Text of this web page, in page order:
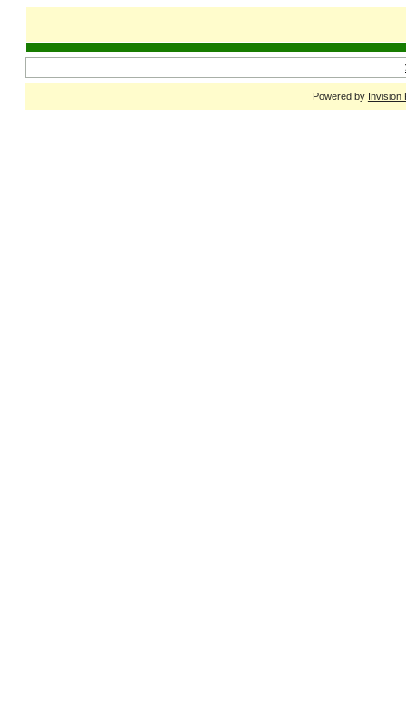
Powered by Invision